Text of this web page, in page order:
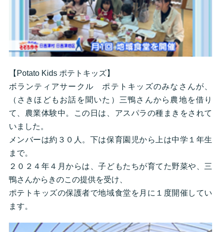
【Potato Kids ポテトキッズ】
ボランティアサークル ポテトキッズのみなさんが、
（さきほどもお話を聞いた）三鴨さんから農地を借り
て、農業体験中。この日は、アスパラの種まきをされて
いました。
メンバーは約３０人。下は保育園児から上は中学１年生
まで。
２０２４年４月からは、子どもたちが育てた野菜や、三
鴨さんからきのこの提供を受け、
ポテトキッズの保護者で地域食堂を月に１度開催してい
ます。